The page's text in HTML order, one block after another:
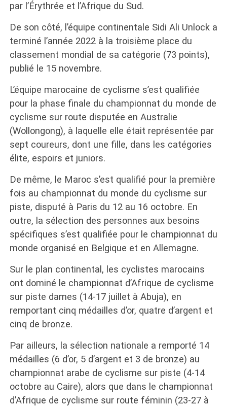
par l’Érythrée et l’Afrique du Sud.
De son côté, l’équipe continentale Sidi Ali Unlock a
terminé l’année 2022 à la troisième place du
classement mondial de sa catégorie (73 points),
publié le 15 novembre.
L’équipe marocaine de cyclisme s’est qualifiée
pour la phase finale du championnat du monde de
cyclisme sur route disputée en Australie
(Wollongong), à laquelle elle était représentée par
sept coureurs, dont une fille, dans les catégories
élite, espoirs et juniors.
De même, le Maroc s’est qualifié pour la première
fois au championnat du monde du cyclisme sur
piste, disputé à Paris du 12 au 16 octobre. En
outre, la sélection des personnes aux besoins
spécifiques s’est qualifiée pour le championnat du
monde organisé en Belgique et en Allemagne.
Sur le plan continental, les cyclistes marocains
ont dominé le championnat d’Afrique de cyclisme
sur piste dames (14-17 juillet à Abuja), en
remportant cinq médailles d’or, quatre d’argent et
cinq de bronze.
Par ailleurs, la sélection nationale a remporté 14
médailles (6 d’or, 5 d’argent et 3 de bronze) au
championnat arabe de cyclisme sur piste (4-14
octobre au Caire), alors que dans le championnat
d’Afrique de cyclisme sur route féminin (23-27 à